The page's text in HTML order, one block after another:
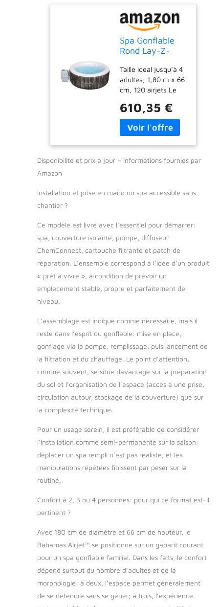
Spa Gonflable
Rond Lay-Z-
Airjet™ Motif
Bois 2 à 4
Personnes, 180
x 66 cm
Taille ideal jusqu’à 4
adultes, 1,80 m x 66
cm, 120 airjets Le
comprend 120 jets
qui libèrent des
bulles depuis le fond
environnement
bulles apaisantes
relâcher les tensions
dans le confort et la
tranquillité de votre
maison Le matériau
DuraPlus est soumis
à des tests de
résistance, il offre
une durée de vie
au spa, quel que soit
le nombre de
gonflages et
dégonflages
comme à l'extérieur
et ceci toute l'année
grâce au système
contre le gel
Installation rapide et
pompe de spa
incluse
610,35 €
Disponibilité et prix à jour – informations fournies par
Amazon
Installation et prise en main: un spa accessible sans
chantier ?
Ce modèle est livré avec l’essentiel pour démarrer:
spa, couverture isolante, pompe, diffuseur
ChemConnect, cartouche filtrante et patch de
réparation. L’ensemble correspond à l’idée d’un produit
« prêt à vivre », à condition de prévoir un
emplacement stable, propre et parfaitement de
niveau.
L’assemblage est indiqué comme nécessaire, mais il
reste dans l’esprit du gonflable: mise en place,
gonflage via la pompe, remplissage, puis lancement de
la filtration et du chauffage. Le point d’attention,
comme souvent, se situe davantage sur la préparation
du sol et l’organisation de l’espace (accès à une prise,
circulation autour, stockage de la couverture) que sur
la complexité technique.
Pour un usage serein, il est préférable de considérer
l’installation comme semi-permanente sur la saison:
déplacer un spa rempli n’est pas réaliste, et les
manipulations répétées finissent par peser sur la
routine.
Confort à 2, 3 ou 4 personnes: pour qui ce format est-il
pertinent ?
Avec 180 cm de diamètre et 66 cm de hauteur, le
Bahamas Airjet™ se positionne sur un gabarit courant
pour un spa gonflable familial. Dans les faits, le confort
dépend surtout du nombre d’adultes et de la
morphologie: à deux, l’espace permet généralement
de se détendre sans se gêner; à trois, l’expérience